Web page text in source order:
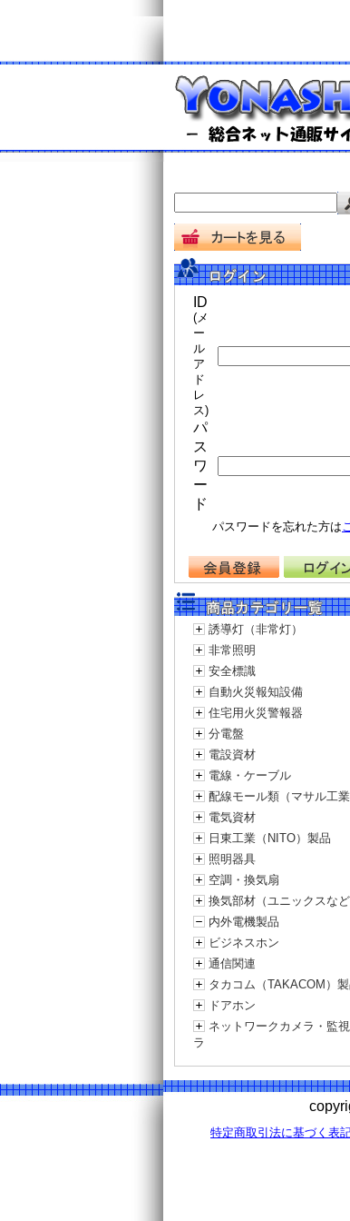
ID
(メ
ー
ル
ア
ド
レ
ス)
パ
ス
ワ
ー
ド
パスワードを忘れた方は
誘導灯（非常灯）
非常照明
安全標識
自動火災報知設備
住宅用火災警報器
分電盤
電設資材
電線・ケーブル
配線モール類（マサル工
電気資材
日東工業（NITO）製品
照明器具
空調・換気扇
換気部材（ユニックスなど
内外電機製品
ビジネスホン
通信関連
タカコム（TAKACOM）
ドアホン
ネットワークカメラ・監
ラ
特定商取引法に基づく表